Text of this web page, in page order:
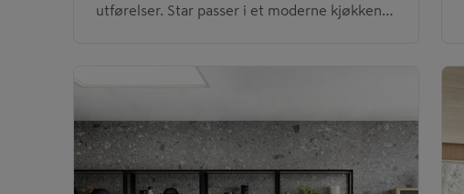
utførelser. Star passer i et moderne kjøkken